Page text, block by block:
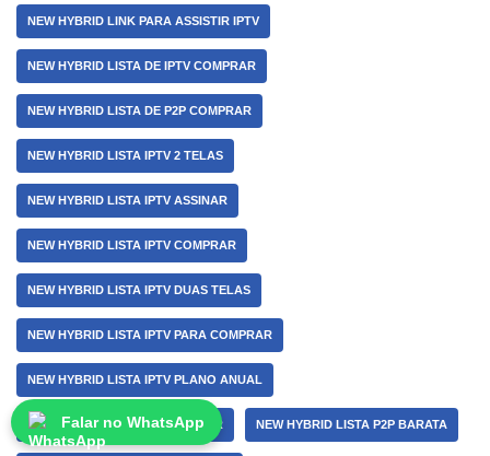
NEW HYBRID LINK PARA ASSISTIR IPTV
NEW HYBRID LISTA DE IPTV COMPRAR
NEW HYBRID LISTA DE P2P COMPRAR
NEW HYBRID LISTA IPTV 2 TELAS
NEW HYBRID LISTA IPTV ASSINAR
NEW HYBRID LISTA IPTV COMPRAR
NEW HYBRID LISTA IPTV DUAS TELAS
NEW HYBRID LISTA IPTV PARA COMPRAR
NEW HYBRID LISTA IPTV PLANO ANUAL
NEW HYBRID LISTA P2P ASSINAR NEW HYBRID LISTA P2P BARATA
Falar no WhatsApp